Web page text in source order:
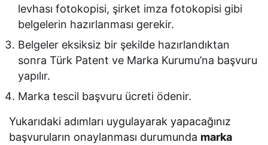
levhası fotokopisi, şirket imza fotokopisi gibi
belgelerin hazırlanması gerekir.
Belgeler eksiksiz bir şekilde hazırlandıktan
sonra Türk Patent ve Marka Kurumu’na başvuru
yapılır.
Marka tescil başvuru ücreti ödenir.
Yukarıdaki adımları uygulayarak yapacağınız
başvuruların onaylanması durumunda marka